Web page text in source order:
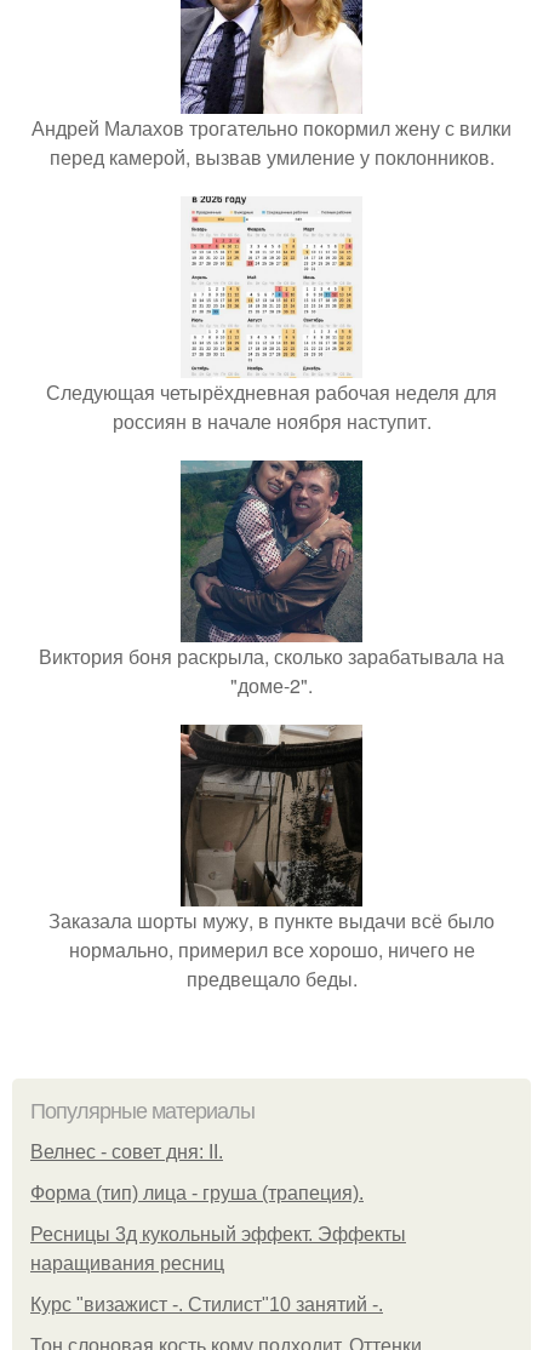
Андрей Малахов трогательно покормил жену с вилки
перед камерой, вызвав умиление у поклонников.
Следующая четырёхдневная рабочая неделя для
россиян в начале ноября наступит.
Виктория боня раскрыла, сколько зарабатывала на
"доме-2".
Заказала шорты мужу, в пункте выдачи всё было
нормально, примерил все хорошо, ничего не
предвещало беды.
Популярные материалы
Велнес - совет дня: II.
Форма (тип) лица - груша (трапеция).
Ресницы 3д кукольный эффект. Эффекты
наращивания ресниц
Курс "визажист -. Стилист"10 занятий -.